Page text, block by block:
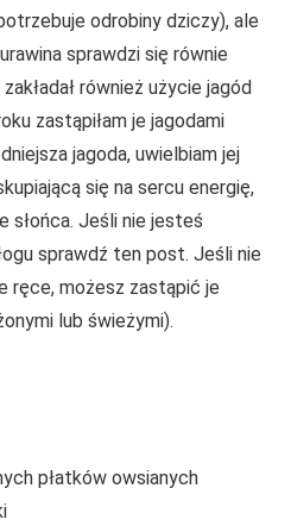
odrobiny dziczy), ale
sprawdzi się równie
również użycie jagód
zastąpiłam je jagodami
jagoda, uwielbiam jej
się na sercu energię,
słońca. Jeśli nie jesteś
sprawdź ten post. Jeśli nie
ręce, możesz zastąpić je
lub świeżymi).
płatków owsianych